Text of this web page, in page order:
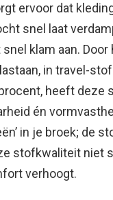
ervoor dat
snel laat
klam aan. Door
in travel-
heeft deze
én
in je broek; de
stofkwaliteit niet
verhoogt.